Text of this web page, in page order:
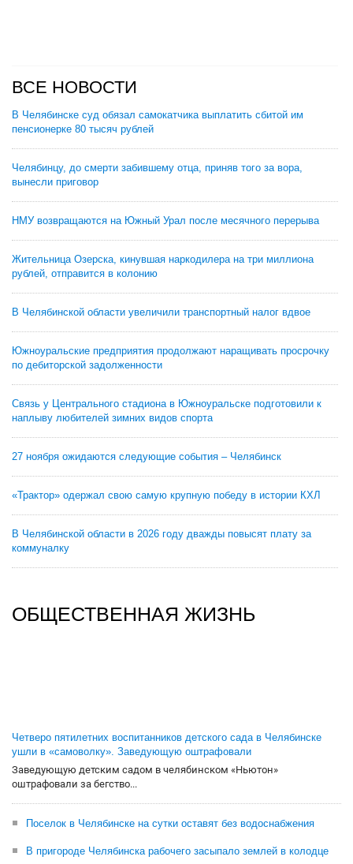
ВСЕ НОВОСТИ
В Челябинске суд обязал самокатчика выплатить сбитой им
пенсионерке 80 тысяч рублей
Челябинцу, до смерти забившему отца, приняв того за вора,
вынесли приговор
НМУ возвращаются на Южный Урал после месячного перерыва
Жительница Озерска, кинувшая наркодилера на три миллиона
рублей, отправится в колонию
В Челябинской области увеличили транспортный налог вдвое
Южноуральские предприятия продолжают наращивать просрочку
по дебиторской задолженности
Связь у Центрального стадиона в Южноуральске подготовили к
наплыву любителей зимних видов спорта
27 ноября ожидаются следующие события – Челябинск
«Трактор» одержал свою самую крупную победу в истории КХЛ
В Челябинской области в 2026 году дважды повысят плату за
коммуналку
ОБЩЕСТВЕННАЯ ЖИЗНЬ
Четверо пятилетних воспитанников детского сада в Челябинске
ушли в «самоволку». Заведующую оштрафовали
Заведующую детским садом в челябинском «Ньютон»
оштрафовали за бегство...
Поселок в Челябинске на сутки оставят без водоснабжения
В пригороде Челябинска рабочего засыпало землей в колодце